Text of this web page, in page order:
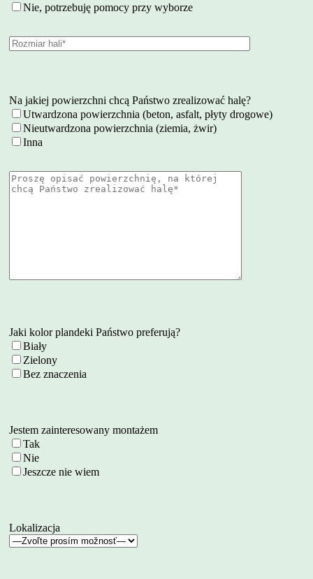
Nie, potrzebuję pomocy przy wyborze
Na jakiej powierzchni chcą Państwo zrealizować halę?
Utwardzona powierzchnia (beton, asfalt, płyty drogowe)
Nieutwardzona powierzchnia (ziemia, żwir)
Inna
Jaki kolor plandeki Państwo preferują?
Biały
Zielony
Bez znaczenia
Jestem zainteresowany montażem
Tak
Nie
Jeszcze nie wiem
Lokalizacja